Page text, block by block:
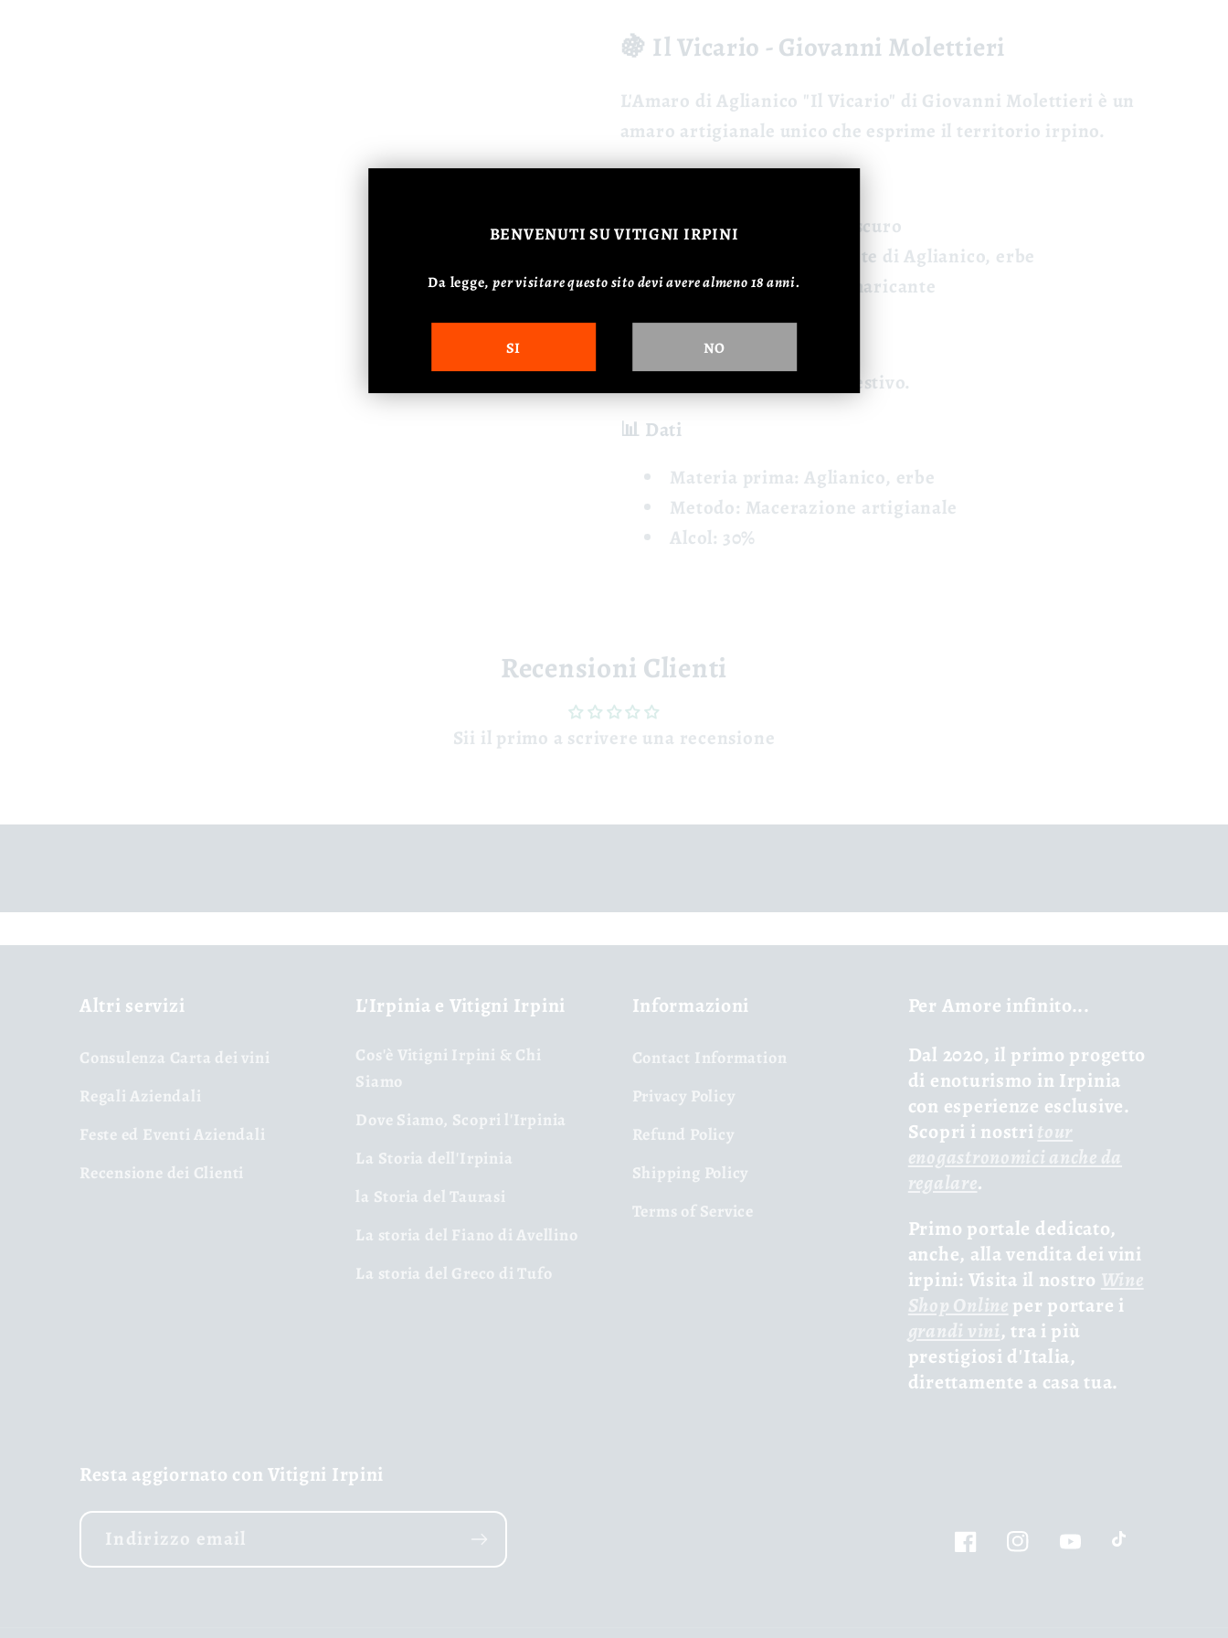
🍇 Il Vicario - Giovanni Molettieri
L'Amaro di Aglianico "Il Vicario" di Giovanni Molettieri è un
amaro artigianale unico che esprime il territorio irpino.
Colore:Rosso rubino scuro
Intenso - note di Aglianico, erbe
Gusto:Equilibrato, amaricante
Da servire freddo come digestivo.
📊 Dati
Materia prima: Aglianico, erbe
Metodo: Macerazione artigianale
Alcol: 30%
Recensioni Clienti
Sii il primo a scrivere una recensione
Altri servizi
Consulenza Carta dei vini
Regali Aziendali
Feste ed Eventi Aziendali
Recensione dei Clienti
L'Irpinia e Vitigni Irpini
Cos'è Vitigni Irpini & Chi
Siamo
Dove Siamo, Scopri l'Irpinia
La Storia dell'Irpinia
la Storia del Taurasi
La storia del Fiano di Avellino
La storia del Greco di Tufo
Informazioni
Contact Information
Privacy Policy
Refund Policy
Shipping Policy
Terms of Service
Per Amore infinito...
Dal 2020, il primo progetto
di enoturismo in Irpinia
con esperienze esclusive.
Scopri i nostri tour
enogastronomici anche da
regalare.
Primo portale dedicato,
anche, alla vendita dei vini
irpini: Visita il nostro Wine
Shop Online per portare i
grandi vini, tra i più
prestigiosi d'Italia,
direttamente a casa tua.
Resta aggiornato con Vitigni Irpini
Indirizzo email
FacebookInstagramYouTubeTikTok
BENVENUTI SU VITIGNI IRPINI
Da legge,per visitare questo sito devi avere almeno 18 anni.
SI NO